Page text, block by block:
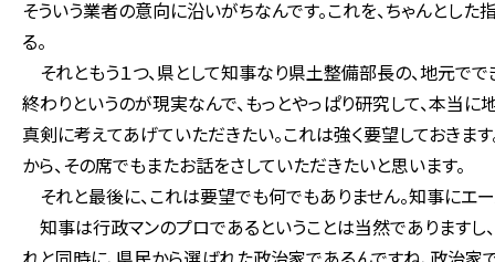
そういう業者の意向に沿いがちなんです。これを、ちゃんとし
る。
それともう１つ、県として知事なり県土整備部長の、地元で
終わりというのが現実なんで、もっとやっぱり研究して、本当
真剣に考えてあげていただきたい。これは強く要望しておき
から、その席でもまたお話をさしていただきたいと思います。
それと最後に、これは要望でも何でもありません。知事にエー
知事は行政マンのプロであるということは当然でありますし